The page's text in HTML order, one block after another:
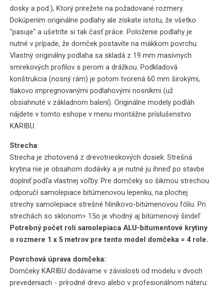
dosky a pod.), Ktorý prirežete na požadované rozmery.
Dokúpením originálne podlahy ale získate istotu, že všetko
"pasuje" a ušetríte si tak časť práce. Položenie podlahy je
nutné v prípade, že domček postavíte na mäkkom povrchu.
Vlastný originálny podlaha sa skladá z 19 mm masívnych
smrekových profilov s perom a drážkou. Podkladová
konštrukcia (nosný rám) je potom tvorená 60 mm širokými,
tlakovo impregnovanými podlahovými nosníkmi (už
obsiahnuté v základnom balení). Originálne modely podláh
nájdete v tomto eshope v menu montážne príslušenstvo
KARIBU.
Strecha:
Strecha je zhotovená z drevotrieskových dosiek. Strešná
krytina nie je obsahom dodávky a je nutné ju ihneď po stavbe
doplniť podľa vlastnej voľby. Pre domčeky so šikmou strechou
odporučí samolepiace bitúmenovou lepenku, na plochej
strechy samolepiace strešné hliníkovo-bitúmenovou fóliu. Pri
strechách so sklonom> 15o je vhodný aj bitúmenový šindeľ.
Potrebný počet rolí samolepiaca ALU-bitumentové krytiny
o rozmere 1 x 5 metrov pre tento model domčeka = 4 role.
Povrchová úprava domčeka:
Domčeky KARIBU dodávame v závislosti od modelu v dvoch
prevedeniach - prírodné drevo alebo v profesionálnom náteru: